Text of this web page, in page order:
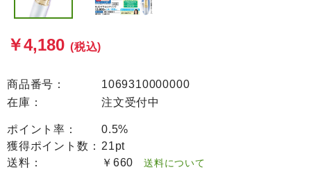
￥4,180 (税込)
商品番号：
1069310000000
在庫：
注文受付中
ポイント率：
0.5%
獲得ポイント数： 21pt
送料：
￥660 送料について